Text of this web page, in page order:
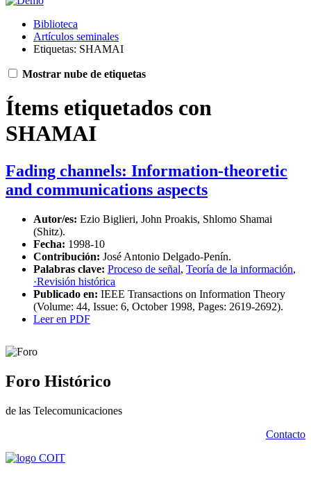
Biblioteca
Artículos seminales
Etiquetas: SHAMAI
Mostrar nube de etiquetas
Ítems etiquetados con
SHAMAI
Fading channels: Information-theoretic
and communications aspects
Autor/es: Ezio Biglieri, John Proakis, Shlomo Shamai
(Shitz).
Fecha: 1998-10
Contribución: José Antonio Delgado-Penín.
Palabras clave: Proceso de señal, Teoría de la información,
·Revisión histórica
Publicado en: IEEE Transactions on Information Theory
(Volume: 44, Issue: 6, October 1998, Pages: 2619-2692).
Leer en PDF
Foro Histórico
de las Telecomunicaciones
Contacto